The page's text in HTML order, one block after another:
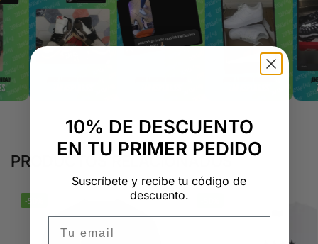
PRODUCTOS RELACIONADOS
-50%
10% DE DESCUENTO
EN TU PRIMER PEDIDO
Suscríbete y recibe tu código de
descuento.